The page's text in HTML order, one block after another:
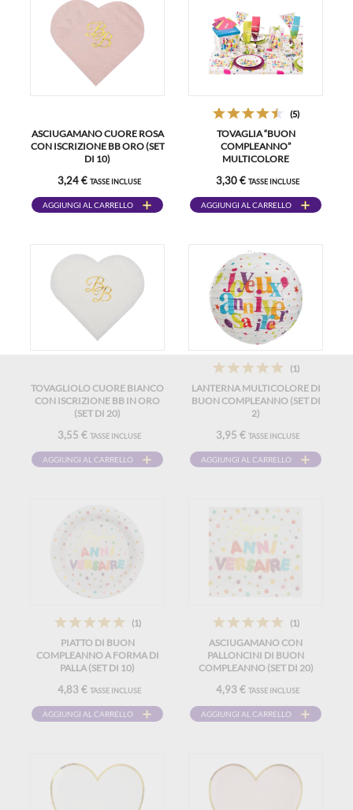
ASCIUGAMANO CUORE ROSA
CON ISCRIZIONE BB ORO (SET
DI 10)
3,24 € TASSE INCLUSE
AGGIUNGI AL CARRELLO
(5)
TOVAGLIA “BUON
COMPLEANNO”
MULTICOLORE
3,30 € TASSE INCLUSE
AGGIUNGI AL CARRELLO
TOVAGLIOLO CUORE BIANCO
CON ISCRIZIONE BB IN ORO
(SET DI 20)
3,55 € TASSE INCLUSE
AGGIUNGI AL CARRELLO
(1)
LANTERNA MULTICOLORE DI
BUON COMPLEANNO (SET DI
2)
3,95 € TASSE INCLUSE
AGGIUNGI AL CARRELLO
(1)
PIATTO DI BUON
COMPLEANNO A FORMA DI
PALLA (SET DI 10)
4,83 € TASSE INCLUSE
AGGIUNGI AL CARRELLO
(1)
ASCIUGAMANO CON
PALLONCINI DI BUON
COMPLEANNO (SET DI 20)
4,93 € TASSE INCLUSE
AGGIUNGI AL CARRELLO